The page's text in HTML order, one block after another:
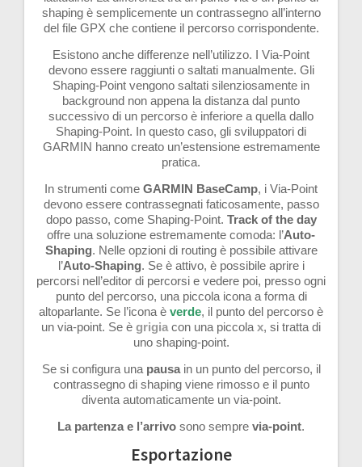
shaping è semplicemente un contrassegno all’interno
del file GPX che contiene il percorso corrispondente.
Esistono anche differenze nell’utilizzo. I Via-Point
devono essere raggiunti o saltati manualmente. Gli
Shaping-Point vengono saltati silenziosamente in
background non appena la distanza dal punto
successivo di un percorso è inferiore a quella dallo
Shaping-Point. In questo caso, gli sviluppatori di
GARMIN hanno creato un’estensione estremamente
pratica.
In strumenti come GARMIN BaseCamp, i Via-Point
devono essere contrassegnati faticosamente, passo
dopo passo, come Shaping-Point. Track of the day
offre una soluzione estremamente comoda: l’Auto-
Shaping. Nelle opzioni di routing è possibile attivare
l’Auto-Shaping. Se è attivo, è possibile aprire i
percorsi nell’editor di percorsi e vedere poi, presso ogni
punto del percorso, una piccola icona a forma di
altoparlante. Se l’icona è verde, il punto del percorso è
un via-point. Se è grigia con una piccolax, si tratta di
uno shaping-point.
Se si configura una pausain un punto del percorso, il
contrassegno di shaping viene rimosso e il punto
diventa automaticamente un via-point.
La partenza e l’arrivo sono sempre via-point.
Esportazione